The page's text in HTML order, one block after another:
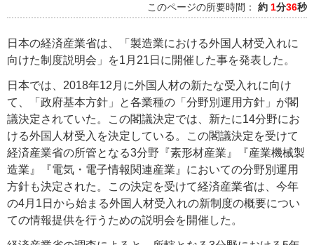
このページの所要時間： 約 1分36秒
日本の経済産業省は、「製造業における外国人材受入れに
向けた制度説明会」を1月21日に開催した事を発表した。
日本では、2018年12月に外国人材の新たな受入れに向け
て、「政府基本方針」と各業種の「分野別運用方針」が閣
議決定されていた。この閣議決定では、新たに14分野にお
ける外国人材受入を決定している。この閣議決定を受けて
経済産業省の所管となる3分野『素形材産業』『産業機械製
造業』『電気・電子情報関連産業』においての分野別運用
方針も決定された。この決定を受けて経済産業省は、今年
の4月1日から始まる外国人材受入れの新制度の概要につい
ての情報提供を行うための説明会を開催した。